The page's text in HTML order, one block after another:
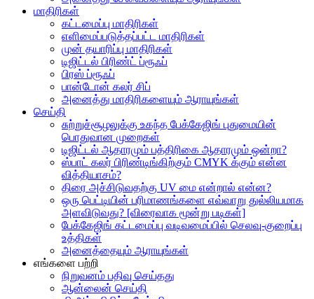
மாதிரிகள்
கட்டமைப்பு மாதிரிகள்
எளிமைப்படுத்தப்பட்ட மாதிரிகள்
முன் தயாரிப்பு மாதிரிகள்
டிஜிட்டல் பிரிண்ட் ப்ரூஃப்
பிரஸ் ப்ரூஃப்
பான்டோன் கலர் சிப்
அனைத்து மாதிரிகளையும் ஆராயுங்கள்
செய்தி
சுற்றுச்சூழலுக்கு உகந்த பேக்கேஜிங் புதுமையின்
பொதுவான முறைகள்
டிஜிட்டல் ஆதாரமும் பத்திரிகை ஆதாரமும் ஒன்றா?
ஸ்பாட் கலர் பிரிண்டிங்கிற்கும் CMYK க்கும் என்ன
வித்தியாசம்?
திரை அச்சிடுவதற்கு UV மை என்றால் என்ன?
ஒரு பெட்டியின் பரிமாணங்களை எவ்வாறு துல்லியமாக
அளவிடுவது? [விரைவாக மூன்று படிகள்]
பேக்கேஜிங் கட்டமைப்பு வடிவமைப்பில் செலவு-குறைப்பு
உத்திகள்
அனைத்தையும் ஆராயுங்கள்
எங்களை பற்றி
நிறுவனம் பதிவு செய்தது
ஆன்லைன் செய்தி